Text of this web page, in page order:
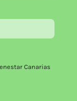
Canarias